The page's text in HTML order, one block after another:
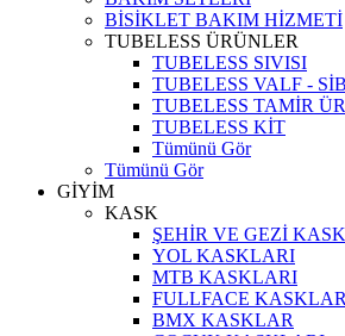
BİSİKLET BAKIM HİZMETİ
TUBELESS ÜRÜNLER
TUBELESS SIVISI
TUBELESS VALF -
TUBELESS TAMİR
TUBELESS KİT
Tümünü Gör
Tümünü Gör
GİYİM
KASK
ŞEHİR VE GEZİ
YOL KASKLARI
MTB KASKLARI
FULLFACE KASKLAR
BMX KASKLAR